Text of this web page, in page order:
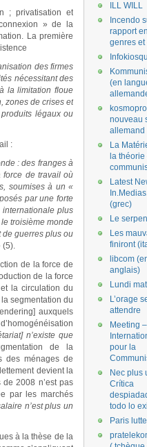
; privatisation et
» de la
La première
des firmes
nécessitant des
la limitation floue
zones de crises et
légaux ou
:
: des franges à
force de travail où
soumises à un «
par une forte
internationale plus
troisième monde
de guerres plus ou
(5).
de la force de
de la force
la circulation du
segmentation du
auxquels
n’existe que
de la
des ménages de
devient la
2008 n’est pas
par les marchés
n’est plus un
à la thèse de la
ILL WILL
Incendo
rapport
genres et
(en
nouveau
allemand
La
la théorie
Latest
(grec)
Le
Les
finiront
libcom
anglais)
Lundi
L’orage
attendre
Meeting
pour la
Nec plus
Crítica
todo lo
Paris